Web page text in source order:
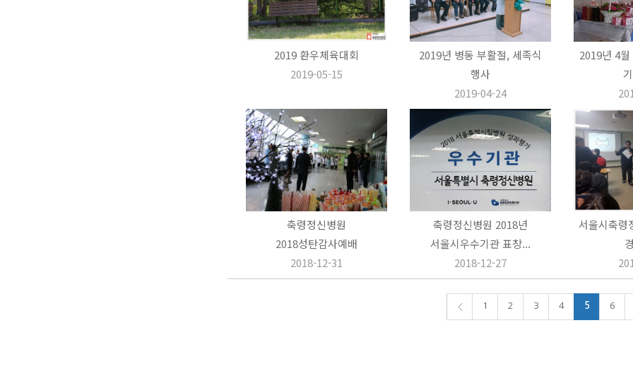
2019 환우체육대회
2019-05-15
2019년 병동 부활절, 세족식
행사
2019-04-24
2019년 4
축령정신병원
2018성탄감사예배
2018-12-31
축령정신병원 2018년
서울시우수기관 표창...
2018-12-27
서울시축령
1 2 3 4 5 6